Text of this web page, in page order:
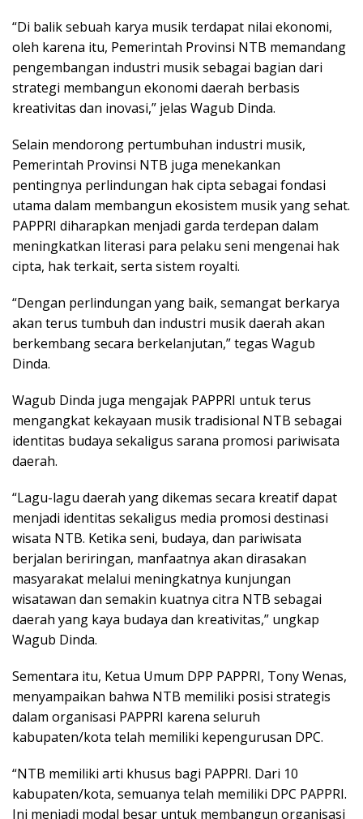
“Di balik sebuah karya musik terdapat nilai ekonomi,
oleh karena itu, Pemerintah Provinsi NTB memandang
pengembangan industri musik sebagai bagian dari
strategi membangun ekonomi daerah berbasis
kreativitas dan inovasi,” jelas Wagub Dinda.
Selain mendorong pertumbuhan industri musik,
Pemerintah Provinsi NTB juga menekankan
pentingnya perlindungan hak cipta sebagai fondasi
utama dalam membangun ekosistem musik yang sehat.
PAPPRI diharapkan menjadi garda terdepan dalam
meningkatkan literasi para pelaku seni mengenai hak
cipta, hak terkait, serta sistem royalti.
“Dengan perlindungan yang baik, semangat berkarya
akan terus tumbuh dan industri musik daerah akan
berkembang secara berkelanjutan,” tegas Wagub
Dinda.
Wagub Dinda juga mengajak PAPPRI untuk terus
mengangkat kekayaan musik tradisional NTB sebagai
identitas budaya sekaligus sarana promosi pariwisata
daerah.
“Lagu-lagu daerah yang dikemas secara kreatif dapat
menjadi identitas sekaligus media promosi destinasi
wisata NTB. Ketika seni, budaya, dan pariwisata
berjalan beriringan, manfaatnya akan dirasakan
masyarakat melalui meningkatnya kunjungan
wisatawan dan semakin kuatnya citra NTB sebagai
daerah yang kaya budaya dan kreativitas,” ungkap
Wagub Dinda.
Sementara itu, Ketua Umum DPP PAPPRI, Tony Wenas,
menyampaikan bahwa NTB memiliki posisi strategis
dalam organisasi PAPPRI karena seluruh
kabupaten/kota telah memiliki kepengurusan DPC.
“NTB memiliki arti khusus bagi PAPPRI. Dari 10
kabupaten/kota, semuanya telah memiliki DPC PAPPRI.
Ini menjadi modal besar untuk membangun organisasi